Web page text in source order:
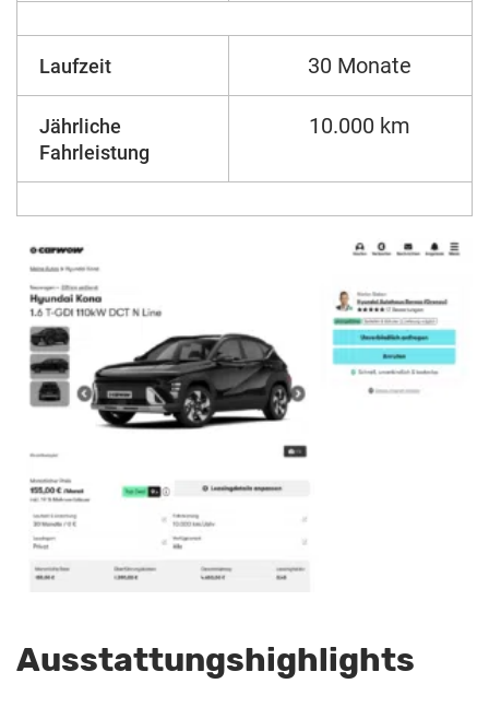
Laufzeit 30 Monate
Jährliche
Fahrleistung
10.000 km
Ausstattungshighlights